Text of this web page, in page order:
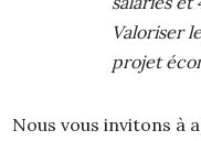
Valoriser
projet
Nous vous invitons à